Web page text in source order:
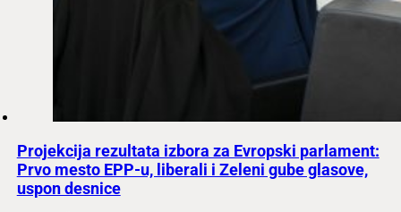
Projekcija rezultata izbora za Evropski parlament:
Prvo mesto EPP-u, liberali i Zeleni gube glasove,
uspon desnice